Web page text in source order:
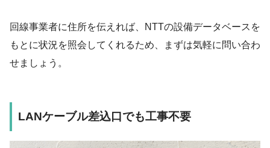
回線事業者に住所を伝えれば、NTTの設備データベースを
もとに状況を照会してくれるため、まずは気軽に問い合わ
せましょう。
LANケーブル差込口でも工事不要